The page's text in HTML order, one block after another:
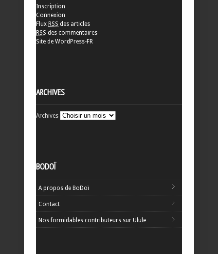
Inscription
Connexion
Flux RSS des articles
RSS des commentaires
Site de WordPress-FR
ARCHIVES
Archives
BODOÏ
A propos de BoDoï
Contact
Nos formidables contributeurs sur Ulule